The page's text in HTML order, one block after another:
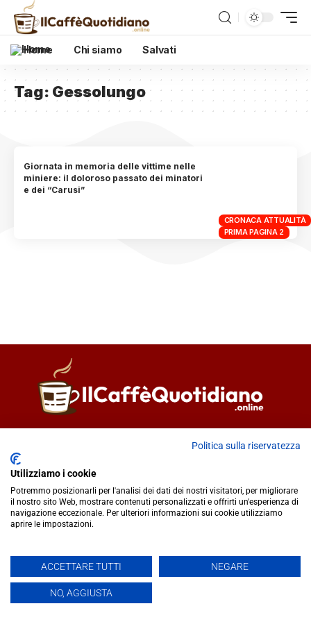
Home Chi siamo Salvati
Tag: Gessolungo
CRONACA ATTUALITÀ
PRIMA PAGINA 2
Giornata in memoria delle vittime nelle
miniere: il doloroso passato dei minatori
e dei “Carusi”
redazione@ilcaffequotidiano.online
C.F. 92076900858
Chi siamo
Privacy & Cookie Policy
IlCaffèQuotidiano.online è una testata giornalistica registrata
presso il Tribunale di Caltanissetta n.02/2024 del 17/07/2024 |
Realizzato da
Politica sulla riservatezza
Utilizziamo i cookie
Potremmo posizionarli per l'analisi dei dati dei nostri visitatori, per migliorare
il nostro sito Web, mostrare contenuti personalizzati e offrirti un'esperienza di
navigazione eccezionale. Per ulteriori informazioni sui cookie utilizziamo
aprire le impostazioni.
ACCETTARE TUTTI NEGARE
NO, AGGIUSTA